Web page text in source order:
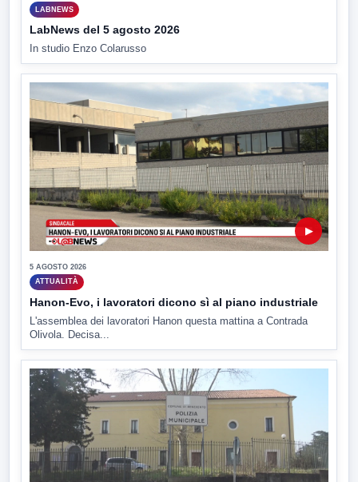
LABNEWS
LabNews del 5 agosto 2026
In studio Enzo Colarusso
▶
5 AGOSTO 2026
ATTUALITÀ
Hanon-Evo, i lavoratori dicono sì al piano industriale
L'assemblea dei lavoratori Hanon questa mattina a Contrada
Olivola. Decisa...